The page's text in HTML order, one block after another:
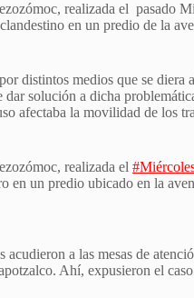
realizada el pasado
en un predio de la
distintos medios que se diera
solución a dicha
afectaba la movilidad de los
realizada el
en un predio ubicado en la
a las mesas de
Ahí, expusieron el